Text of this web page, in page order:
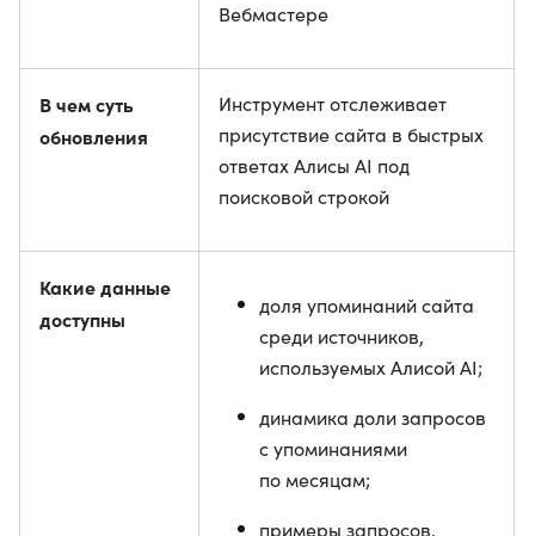
Вебмастере
В чем суть
обновления
Инструмент отслеживает
присутствие сайта в быстрых
ответах Алисы AI под
поисковой строкой
Какие данные
доступны
доля упоминаний сайта
среди источников,
используемых Алисой AI;
динамика доли запросов
с упоминаниями
по месяцам;
примеры запросов,